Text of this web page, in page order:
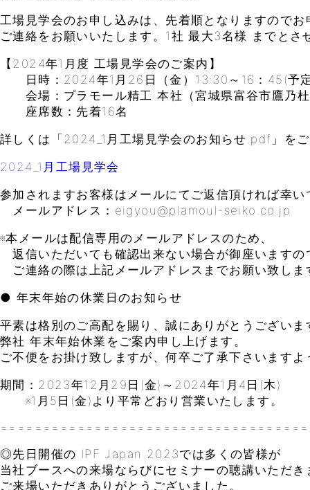
工場見学会のお申し込みは、先着順となりますので
ご連絡をお願いいたします。1社 最大3名様 までとさ
【2024年1月度 工場見学会のご案内】
日時：2024年1月26日（金）13:30～16：45(予
会場：プラモール精工 本社（宮城県富谷市鷹乃
座席数：先着16名
詳しくは「2024_1月工場見学会のお知らせ.pdf」を
2024_1月工場見学会
参加されますお客様はメールにてご返信頂ければ幸い
メールアドレス：eigyou@plamoul-seiko.co.jp
※本メールは配信専用のメールアドレスのため、
返信いただいても確認出来ない場合が御座いますの
ご連絡の際は上記メールアドレスまでお願い致しま
● 年末年始の休業日のお知らせ
平素は格別のご高配を賜り、誠にありがとうございま
弊社 年末年始休業をご案内申し上げます。
ご不便をお掛け致しますが、何卒ご了承下さいます
期間：2023年12月29日(金)～2024年1月4日(木)
※1月5日(金)より平常どおり営業いたします。
◎先日開催の IPF Japan 2023では多くの皆様が
当社ブースへの来場ならびにセミナーの聴講いただき
ご来場いただきありがとうございました。